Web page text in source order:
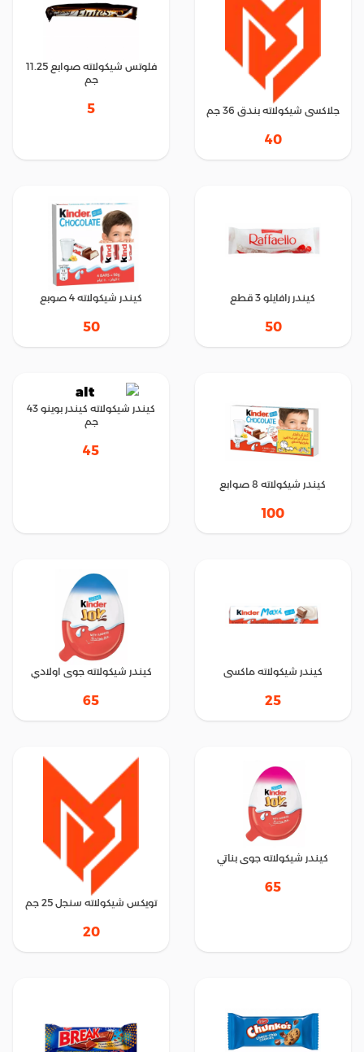
جلاكسى شيكولاته بندق 36 جم
40
فلوتس شيكولاته صوابع 11.25
جم
5
كيندر رافايلو 3 قطع
50
كيندر شيكولاته 4 صوبع
50
كيندر شيكولاته 8 صوابع
100
كيندر شيكولاته كيندر بوينو 43
جم
45
كيندر شيكولاته ماكسى
25
كيندر شيكولاته جوى اولادي
65
كيندر شيكولاته جوى بناتي
65
تويكس شيكولاته سنجل 25 جم
20